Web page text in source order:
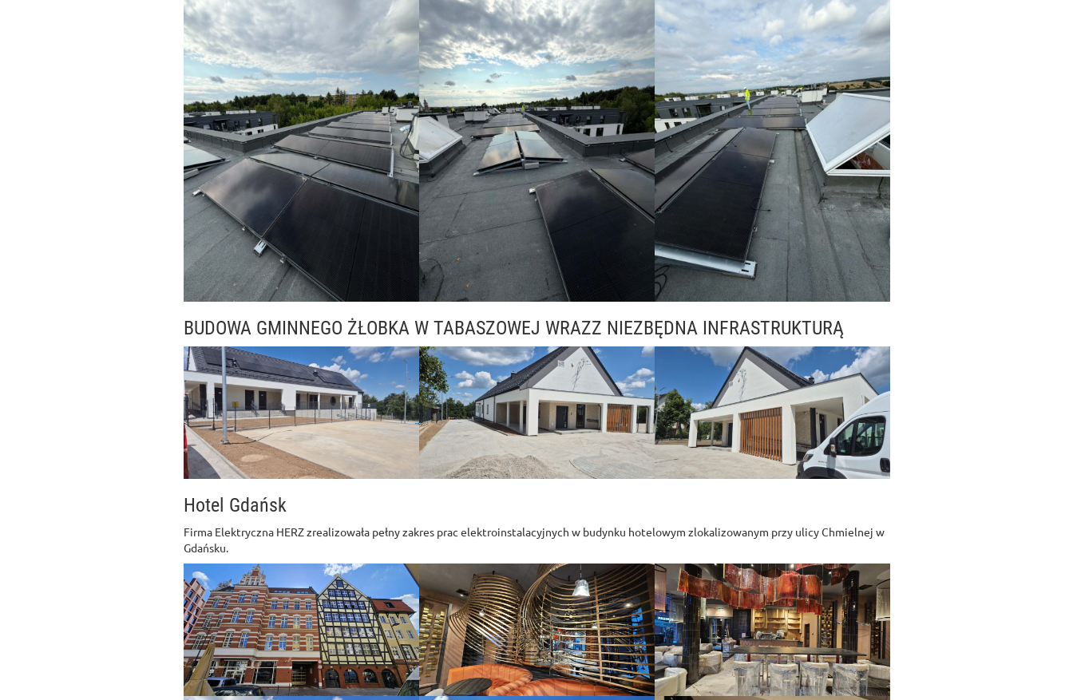
BUDOWA GMINNEGO ŻŁOBKA W TABASZOWEJ WRAZZ NIEZBĘDNA INFRASTRUKTURĄ
Hotel Gdańsk
Firma Elektryczna HERZ zrealizowała pełny zakres prac elektroinstalacyjnych w budynku hotelowym zlokalizowanym przy ulicy Chmielnej w
Gdańsku.